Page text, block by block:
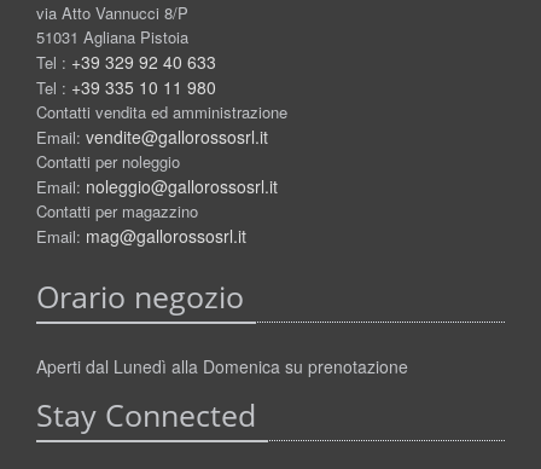
via Atto Vannucci 8/P
51031 Agliana Pistoia
Tel : +39 329 92 40 633
Tel : +39 335 10 11 980
Contatti vendita ed amministrazione
Email: vendite@gallorossosrl.it
Contatti per noleggio
Email: noleggio@gallorossosrl.it
Contatti per magazzino
Email: mag@gallorossosrl.it
Orario negozio
Aperti dal Lunedì alla Domenica su prenotazione
Stay Connected